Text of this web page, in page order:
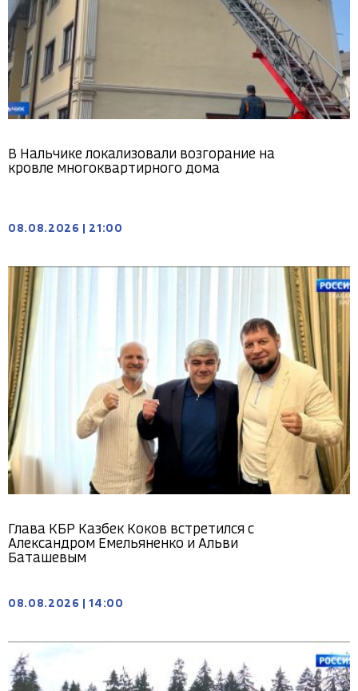
В Нальчике локализовали возгорание на
кровле многоквартирного дома
08.08.2026 21:00
Глава КБР Казбек Коков встретился с
Александром Емельяненко и Альви
Баташевым
08.08.2026 14:00